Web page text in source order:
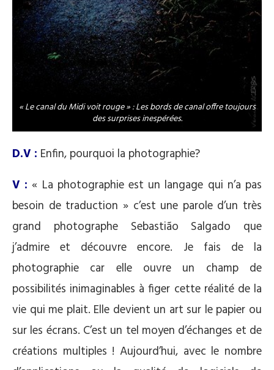
« Le canal du Midi voit rouge » : Les bords de canal offre toujours
des surprises inespérées.
D.V : Enfin, pourquoi la photographie?
V : « La photographie est un langage qui n’a pas
besoin de traduction » c’est une parole d’un très
grand photographe Sebastião Salgado que
j’admire et découvre encore. Je fais de la
photographie car elle ouvre un champ de
possibilités inimaginables à figer cette réalité de la
vie qui me plait. Elle devient un art sur le papier ou
sur les écrans. C’est un tel moyen d’échanges et de
créations multiples ! Aujourd’hui, avec le nombre